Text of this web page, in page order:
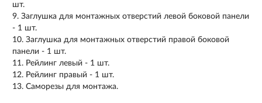
шт.
Заглушка для монтажных отверстий левой боковой панели
- 1 шт.
Заглушка для монтажных отверстий правой боковой
панели - 1 шт.
Рейлинг левый - 1 шт.
Рейлинг правый - 1 шт.
Саморезы для монтажа.